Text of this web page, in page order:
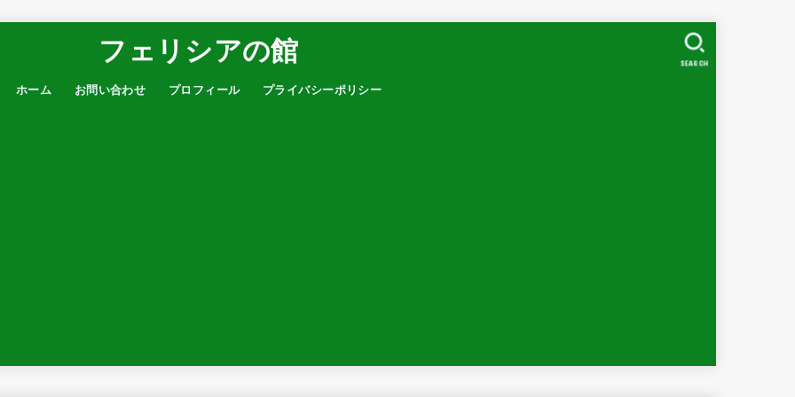
フェリシアの館
ホーム お問い合わせ プロフィール プライバシーポリシー
SEARCH